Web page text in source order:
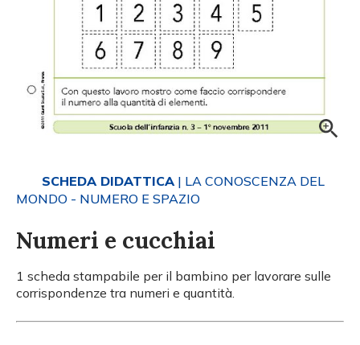
SCHEDA DIDATTICA | LA CONOSCENZA DEL
MONDO - NUMERO E SPAZIO
Numeri e cucchiai
1 scheda stampabile per il bambino per lavorare sulle
corrispondenze tra numeri e quantità.